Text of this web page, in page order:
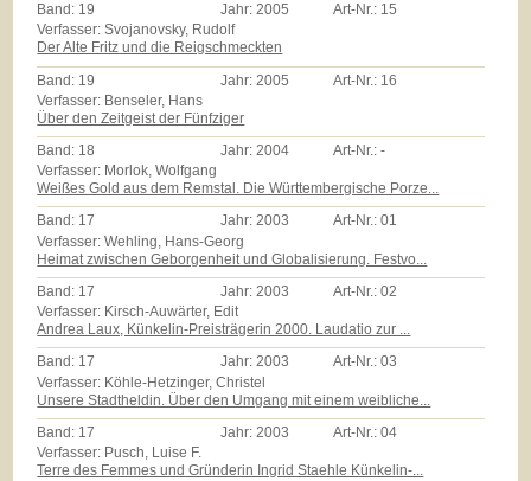
Band: 19 Jahr:2005 Art-Nr.: 15
Verfasser: Svojanovsky, Rudolf
Der Alte Fritz und die Reigschmeckten
Band: 19 Jahr: 2005 Art-Nr.: 16
Verfasser: Benseler, Hans
Über den Zeitgeist der Fünfziger
Band: 18 Jahr:2004 Art-Nr.:-
Verfasser: Morlok, Wolfgang
Weißes Gold aus dem Remstal. Die Württembergische Porze...
Band: 17 Jahr:2003 Art-Nr.:01
Verfasser: Wehling, Hans-Georg
Heimat zwischen Geborgenheit und Globalisierung. Festvo...
Band: 17 Jahr:2003 Art-Nr.:02
Verfasser: Kirsch-Auwärter, Edit
Andrea Laux, Künkelin-Preisträgerin 2000. Laudatio zur ...
Band: 17 Jahr:2003 Art-Nr.:03
Verfasser: Köhle-Hetzinger, Christel
Unsere Stadtheldin. Über den Umgang mit einem weibliche...
Band: 17 Jahr: 2003 Art-Nr.:04
Verfasser: Pusch, Luise F.
Terre des Femmes und Gründerin Ingrid Staehle Künkelin-...